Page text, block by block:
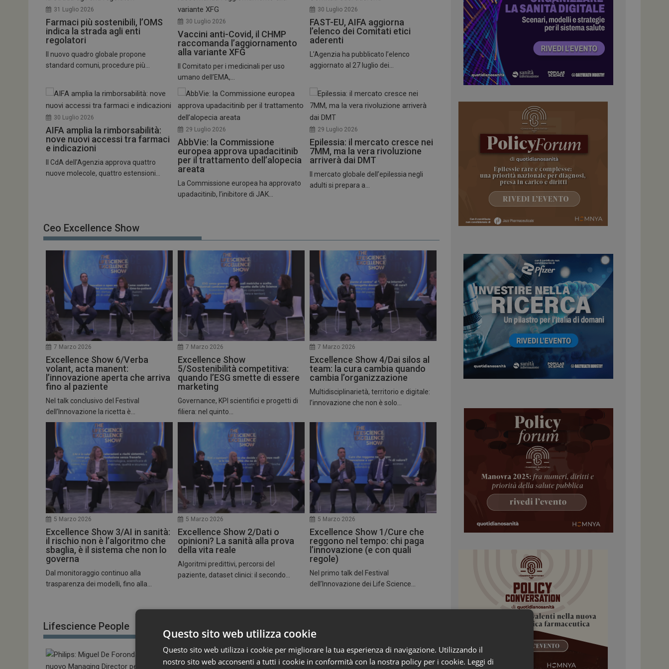
31 Luglio 2026
Farmaci più sostenibili, l’OMS
indica la strada agli enti
regolatori
Il nuovo quadro globale propone
standard comuni, procedure più...
30 Luglio 2026
Vaccini anti-Covid, il CHMP
raccomanda l’aggiornamento
alla variante XFG
Il Comitato per i medicinali per uso
umano dell’EMA,...
30 Luglio 2026
FAST-EU, AIFA aggiorna
l’elenco dei Comitati etici
aderenti
L’Agenzia ha pubblicato l’elenco
aggiornato al 27 luglio dei...
30 Luglio 2026
AIFA amplia la rimborsabilità:
nove nuovi accessi tra farmaci
e indicazioni
Il CdA dell’Agenzia approva quattro
nuove molecole, quattro estensioni...
29 Luglio 2026
AbbVie: la Commissione
europea approva upadacitinib
per il trattamento dell’alopecia
areata
La Commissione europea ha approvato
upadacitinib, l’inibitore di JAK...
29 Luglio 2026
Epilessia: il mercato cresce nei
7MM, ma la vera rivoluzione
arriverà dai DMT
Il mercato globale dell’epilessia negli
adulti si prepara a...
Ceo Excellence Show
7 Marzo 2026
Excellence Show 6/Verba
volant, acta manent:
l’innovazione aperta che arriva
fino al paziente
Nel talk conclusivo del Festival
dell’Innovazione la ricetta è...
7 Marzo 2026
Excellence Show
5/Sostenibilità competitiva:
quando l’ESG smette di essere
marketing
Governance, KPI scientifici e progetti di
filiera: nel quinto...
7 Marzo 2026
Excellence Show 4/Dai silos al
team: la cura cambia quando
cambia l’organizzazione
Multidisciplinarietà, territorio e digitale:
l’innovazione che non è solo...
5 Marzo 2026
Excellence Show 3/AI in sanità:
il rischio non è l’algoritmo che
sbaglia, è il sistema che non lo
governa
Dal monitoraggio continuo alla
trasparenza dei modelli, fino alla...
5 Marzo 2026
Excellence Show 2/Dati o
opinioni? La sanità alla prova
della vita reale
Algoritmi predittivi, percorsi del
paziente, dataset clinici: il secondo...
5 Marzo 2026
Excellence Show 1/Cure che
reggono nel tempo: chi paga
l’innovazione (e con quali
regole)
Nel primo talk del Festival
dell’Innovazione dei Life Science...
Lifescience People
Questo sito web utilizza cookie
Questo sito web utilizza i cookie per migliorare la tua esperienza di navigazione. Utilizzando il
nostro sito web acconsenti a tutti i cookie in conformità con la nostra policy per i cookie. Leggi di